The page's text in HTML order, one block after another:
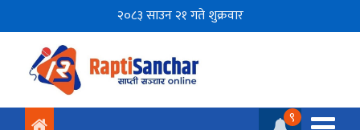
२०८३ साउन २१ गते शुक्रवार
९